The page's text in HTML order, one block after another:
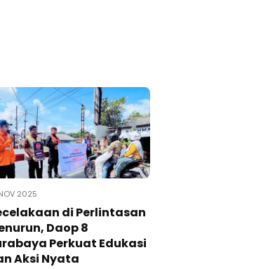
2025
di Perlintasan
Daop 8
Perkuat Edukasi
Aksi Nyata